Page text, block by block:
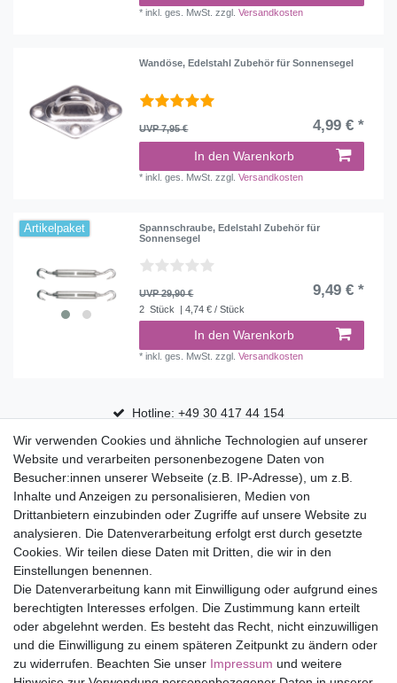
*inkl. ges. MwSt. zzgl.Versandkosten
Wandöse, Edelstahl Zubehör für Sonnensegel
UVP 7,95 € 4,99 € *
In den Warenkorb
*inkl. ges. MwSt. zzgl.Versandkosten
Artikelpaket
Spannschraube, Edelstahl Zubehör für
Sonnensegel
UVP 29,90 € 9,49 € *
2 Stück | 4,74 € / Stück
In den Warenkorb
*inkl. ges. MwSt. zzgl.Versandkosten
Hotline: +49 30 417 44 154
30 Tage Rückgaberecht
Versandfrei ab 75 € in Deutschland
Top Marken
Eduplay
Folia Bringmann
Shop
Mein Konto
Service
Wir verwenden Cookies und ähnliche Technologien auf unserer
Website und verarbeiten personenbezogene Daten von
Besucher:innen unserer Webseite (z.B. IP-Adresse), um z.B.
Inhalte und Anzeigen zu personalisieren, Medien von
Drittanbietern einzubinden oder Zugriffe auf unsere Website zu
analysieren. Die Datenverarbeitung erfolgt erst durch gesetzte
Cookies. Wir teilen diese Daten mit Dritten, die wir in den
Einstellungen benennen.
Die Datenverarbeitung kann mit Einwilligung oder aufgrund eines
berechtigten Interesses erfolgen. Die Zustimmung kann erteilt
oder abgelehnt werden. Es besteht das Recht, nicht einzuwilligen
und die Einwilligung zu einem späteren Zeitpunkt zu ändern oder
zu widerrufen. Beachten Sie unser Impressum und weitere